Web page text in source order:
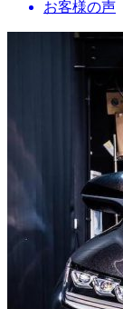
稿
お客様の声